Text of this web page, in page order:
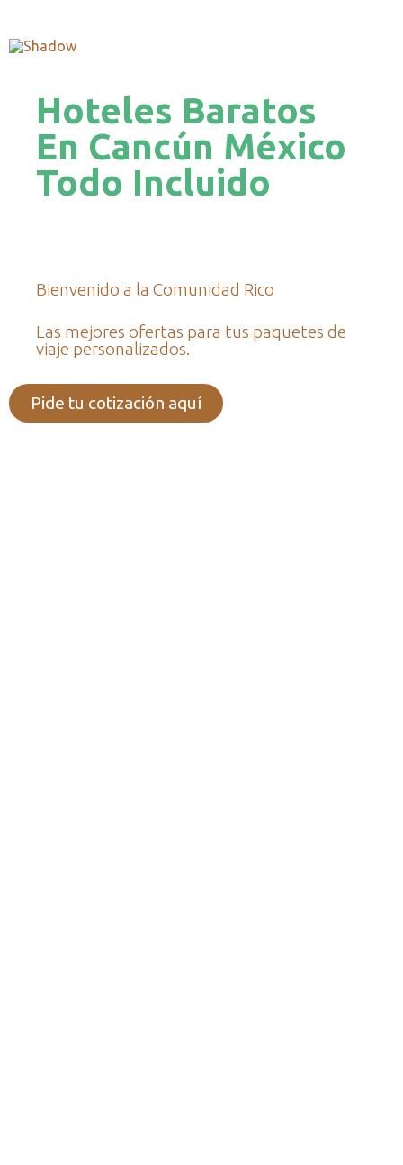
Hoteles Baratos
En Cancún México
Todo Incluido
Bienvenido a la Comunidad Rico
Las mejores ofertas para tus paquetes de
viaje personalizados.
Pide tu cotización aquí